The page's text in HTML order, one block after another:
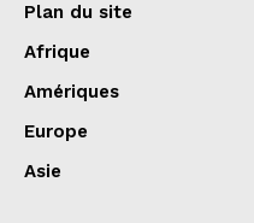
Plan du site
Afrique
Amériques
Europe
Asie